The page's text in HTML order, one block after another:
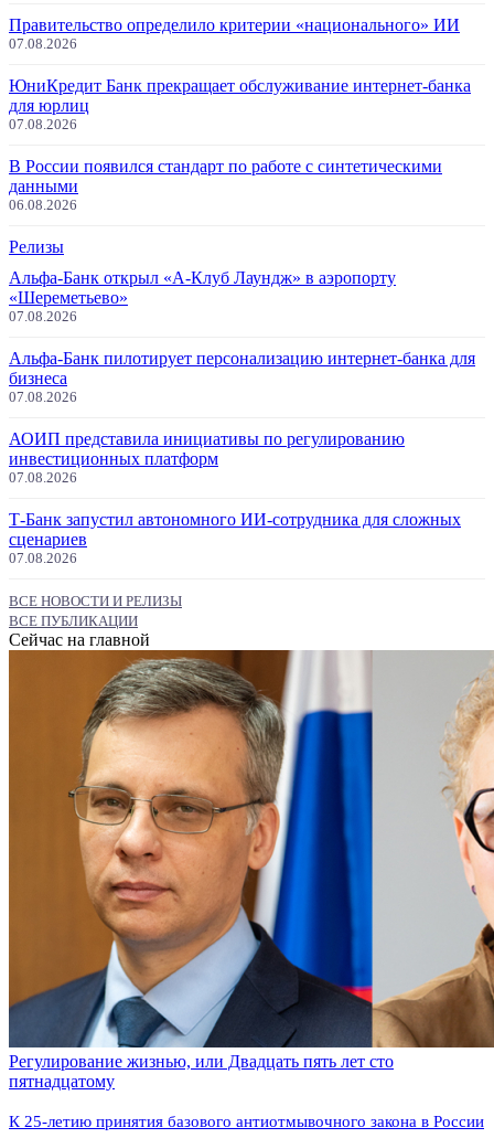
Правительство определило критерии «национального» ИИ
07.08.2026
ЮниКредит Банк прекращает обслуживание интернет-банка
для юрлиц
07.08.2026
В России появился стандарт по работе с синтетическими
данными
06.08.2026
Релизы
Альфа-Банк открыл «А-Клуб Лаундж» в аэропорту
«Шереметьево»
07.08.2026
Альфа-Банк пилотирует персонализацию интернет-банка для
бизнеса
07.08.2026
АОИП представила инициативы по регулированию
инвестиционных платформ
07.08.2026
Т-Банк запустил автономного ИИ-сотрудника для сложных
сценариев
07.08.2026
ВСЕ НОВОСТИ И РЕЛИЗЫ
ВСЕ ПУБЛИКАЦИИ
Сейчас на главной
Регулирование жизнью, или Двадцать пять лет сто
пятнадцатому
К 25-летию принятия базового антиотмывочного закона в России